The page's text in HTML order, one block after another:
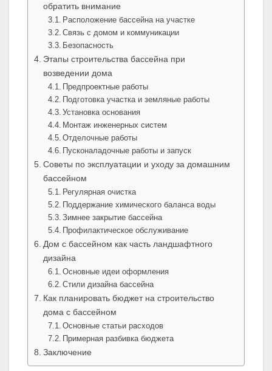
обратить внимание
Расположение бассейна на участке
Связь с домом и коммуникации
Безопасность
Этапы строительства бассейна при
возведении дома
Предпроектные работы
Подготовка участка и земляные работы
Установка основания
Монтаж инженерных систем
Отделочные работы
Пусконаладочные работы и запуск
Советы по эксплуатации и уходу за домашним
бассейном
Регулярная очистка
Поддержание химического баланса воды
Зимнее закрытие бассейна
Профилактическое обслуживание
Дом с бассейном как часть ландшафтного
дизайна
Основные идеи оформления
Стили дизайна бассейна
Как планировать бюджет на строительство
дома с бассейном
Основные статьи расходов
Примерная разбивка бюджета
Заключение